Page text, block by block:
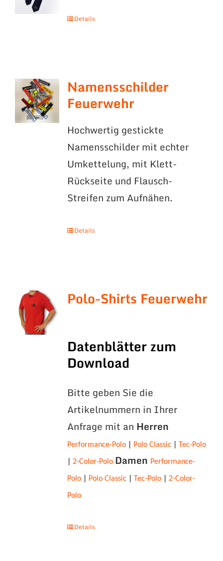
Details
Namensschilder
Feuerwehr
Hochwertig gestickte
Namensschilder mit echter
Umkettelung, mit Klett-
Rückseite und Flausch-
Streifen zum Aufnähen.
Details
Polo-Shirts Feuerwehr
Datenblätter zum
Download
Bitte geben Sie die
Artikelnummern in Ihrer
Anfrage mit an Herren
Performance-Polo| Polo Classic| Tec-Polo
2-Color-Polo Damen Performance-
Polo| Polo Classic| Tec-Polo| 2-Color-
Polo
Details